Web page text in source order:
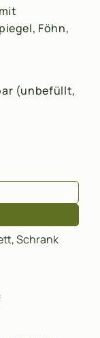
Föhn,
(unbefüllt,